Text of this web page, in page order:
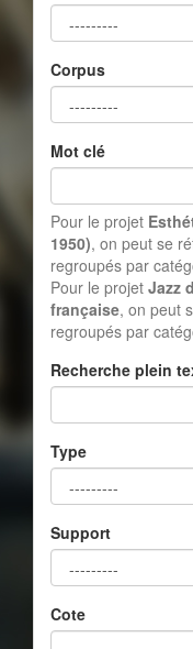
Corpus
Mot clé
Pour le projet
1950), on peut se
regroupés par
Pour le projet Jazz
française, on peut
regroupés par
Recherche plein
Type
Support
Cote